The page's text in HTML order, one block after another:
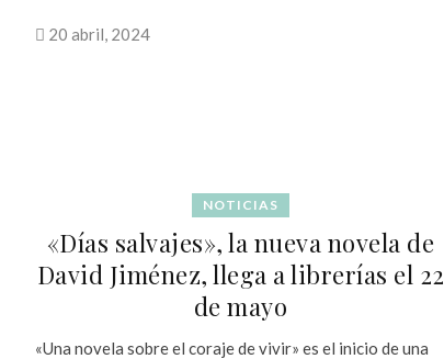
20 abril, 2024
NOTICIAS
«Días salvajes», la nueva novela de
David Jiménez, llega a librerías el 22
de mayo
«Una novela sobre el coraje de vivir» es el inicio de una